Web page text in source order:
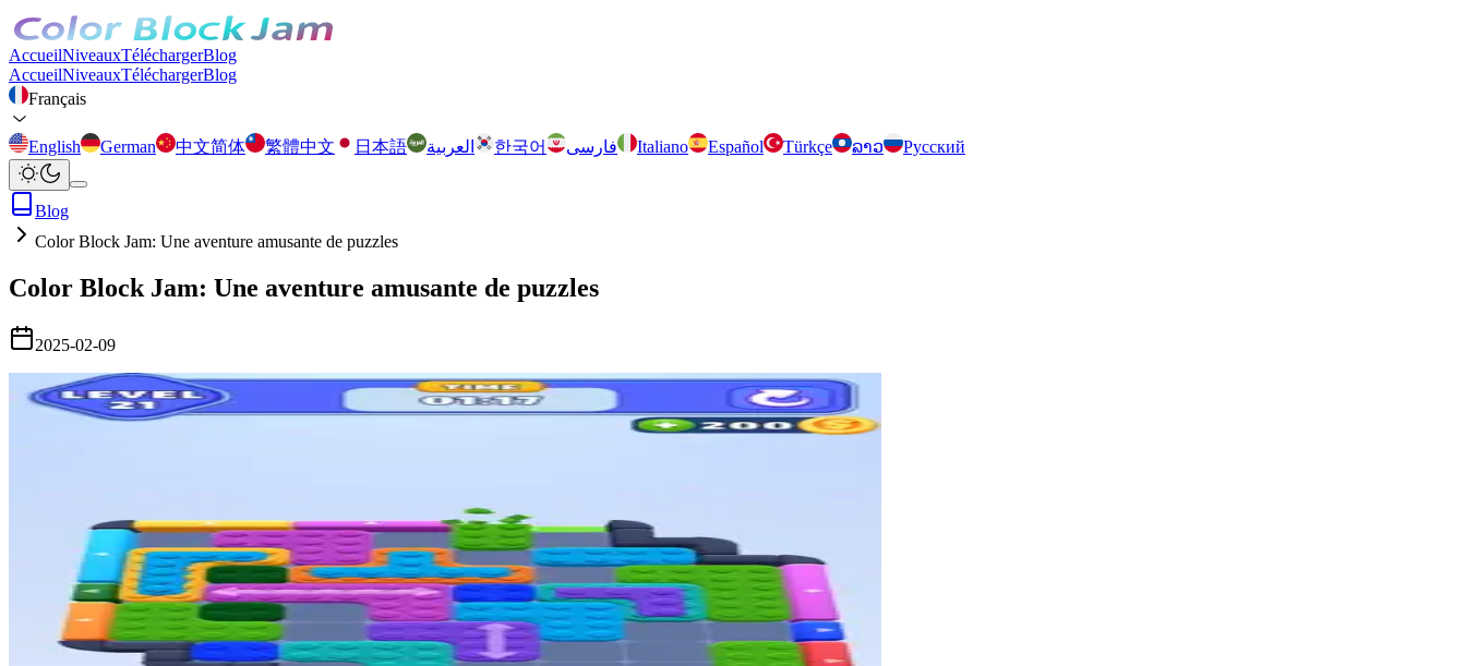
AccueilNiveauxTéléchargerBlog
AccueilNiveauxTéléchargerBlog
Français
English German 中文简体 繁體中文 日本語 العربية 한국어 فارسی Italiano Español Türkçe ລາວ Русский
Blog
Color Block Jam: Une aventure amusante de puzzles
Color Block Jam: Une aventure amusante de puzzles
2025-02-09